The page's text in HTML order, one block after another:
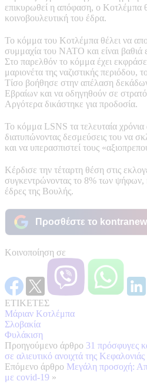
επικυρωθεί η απόφαση, ο Κοτλέμπα
κοινοβουλευτική του έδρα.
Το κόμμα του Κοτλέμπα θέλει να
συμμαχία του ΝΑΤΟ και είναι βαθιά
Στο παρελθόν το κόμμα έχει
μαριονέτα της ναζιστικής περιόδου,
Τίσο βοήθησε στην απέλαση
Εβραίων και να οδηγηθούν σε
Αργότερα δικάστηκε για προδοσία.
Το κόμμα LSNS τα τελευταία χρόνια
διατυπώνοντας δεσμεύσεις του να
και να υπερασπιστεί τους
Κέρδισε την τέταρτη θέση στις
συγκεντρώνοντας το 8% των ψήφων,
έδρες της Βουλής.
Προσθέστε το
Κοινοποίηση σε
ΕΤΙΚΕΤΕΣ
Μάριαν Κοτλέμπα
Σλοβακία
Φυλάκιση
Προηγούμενο άρθρο 31 πρόσφυγες
σε αλιευτικό ανοιχτά της Κεφαλονιάς
Επόμενο άρθρο Μεγάλη προσοχή:
με covid-19 »